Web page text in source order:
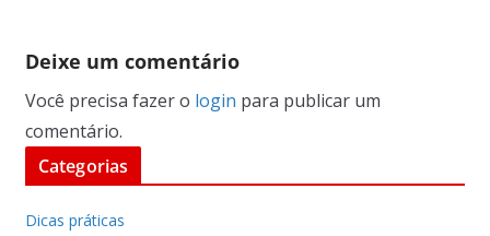
Deixe um comentário
Você precisa fazer o login para publicar um
comentário.
Categorias
Dicas práticas